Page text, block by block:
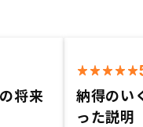
将来
納得のい
った説明